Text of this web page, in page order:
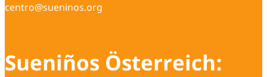
centro@sueninos.org
Sueniños Österreich: